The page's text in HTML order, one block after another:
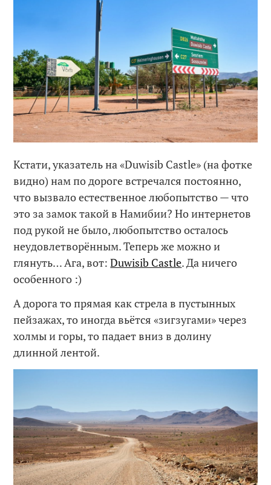
Кстати, указатель на «Duwisib Castle» (на фотке
видно) нам по дороге встречался постоянно,
что вызвало естественное любопытство — что
это за замок такой в Намибии? Но интернетов
под рукой не было, любопытство осталось
неудовлетворённым. Теперь же можно и
глянуть… Ага, вот:Duwisib Castle. Да ничего
особенного :)
А дорога то прямая как стрела в пустынных
пейзажах, то иногда вьётся «зигзугами» через
холмы и горы, то падает вниз в долину
длинной лентой.